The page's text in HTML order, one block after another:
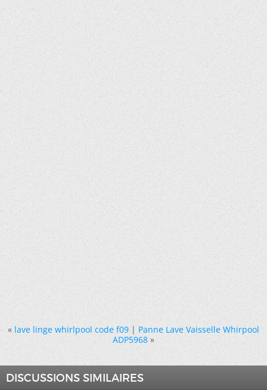
« lave linge whirlpool code f09|Panne Lave Vaisselle Whirpool
ADP5968 »
DISCUSSIONS SIMILAIRES